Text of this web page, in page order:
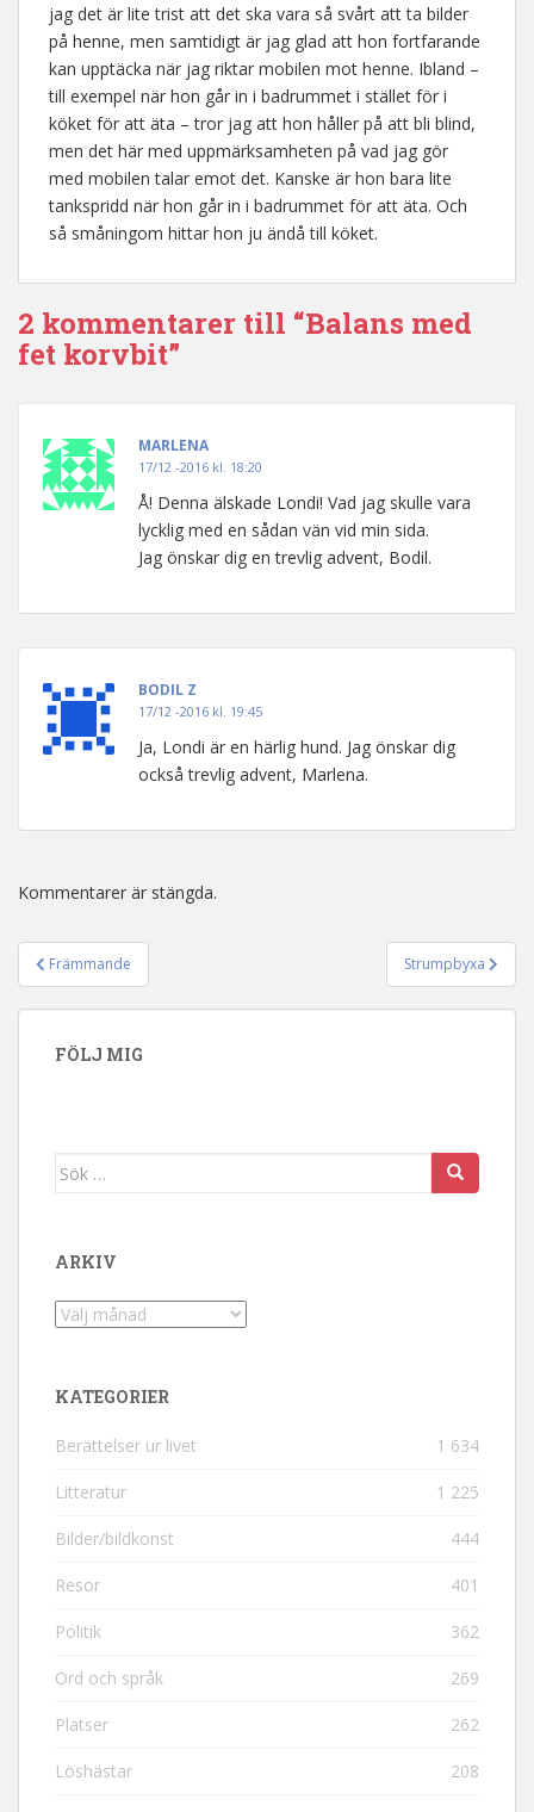
jag det är lite trist att det ska vara så svårt att ta bilder
på henne, men samtidigt är jag glad att hon fortfarande
kan upptäcka när jag riktar mobilen mot henne. Ibland –
till exempel när hon går in i badrummet i stället för i
köket för att äta – tror jag att hon håller på att bli blind,
men det här med uppmärksamheten på vad jag gör
med mobilen talar emot det. Kanske är hon bara lite
tankspridd när hon går in i badrummet för att äta. Och
så småningom hittar hon ju ändå till köket.
2 kommentarer till “Balans med
fet korvbit”
MARLENA
17/12 -2016 kl. 18:20
Å! Denna älskade Londi! Vad jag skulle vara
lycklig med en sådan vän vid min sida.
Jag önskar dig en trevlig advent, Bodil.
BODIL Z
17/12 -2016 kl. 19:45
Ja, Londi är en härlig hund. Jag önskar dig
också trevlig advent, Marlena.
Kommentarer är stängda.
Inläggsnavigering
Främmande Strumpbyxa
FÖLJ MIG
Sök efter:
ARKIV
Arkiv
KATEGORIER
Berättelser ur livet 1 634
Litteratur 1 225
Bilder/bildkonst 444
Resor 401
Politik 362
Ord och språk 269
Platser 262
Löshästar 208